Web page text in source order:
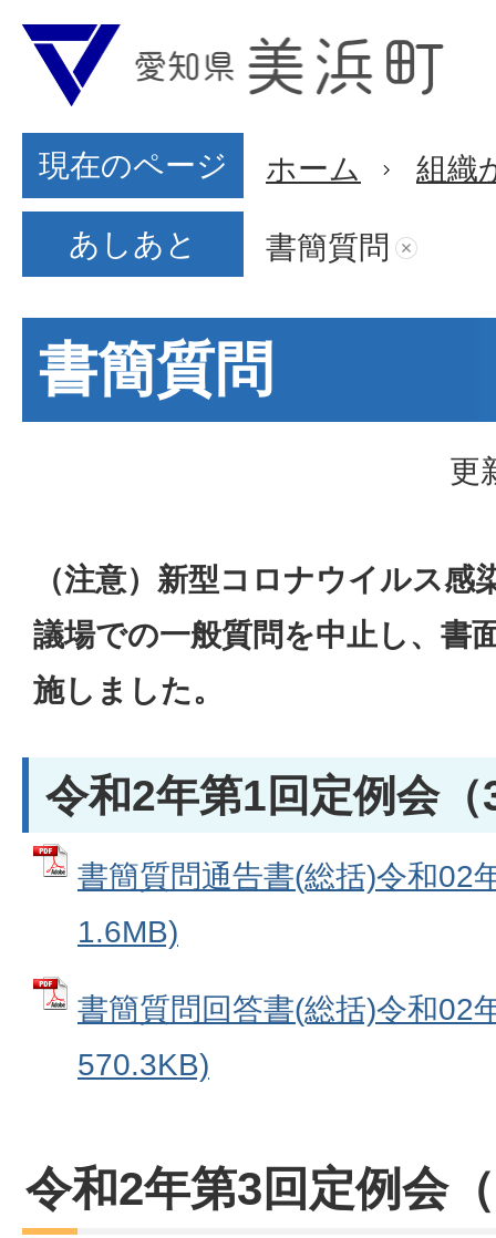
現在のページ ホーム 組織
あしあと 書簡質問
書簡質問
更
（注意）新型コロナウイルス感
議場での一般質問を中止し、書
施しました。
令和2年第1回定例会（
書簡質問通告書(総括)令和02
1.6MB)
書簡質問回答書(総括)令和02
570.3KB)
令和2年第3回定例会